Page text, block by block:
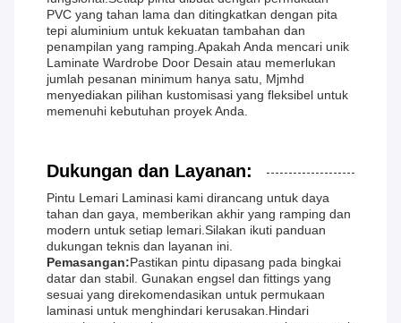
PVC yang tahan lama dan ditingkatkan dengan pita
tepi aluminium untuk kekuatan tambahan dan
penampilan yang ramping.Apakah Anda mencari unik
Laminate Wardrobe Door Desain atau memerlukan
jumlah pesanan minimum hanya satu, Mjmhd
menyediakan pilihan kustomisasi yang fleksibel untuk
memenuhi kebutuhan proyek Anda.
Dukungan dan Layanan:
Pintu Lemari Laminasi kami dirancang untuk daya
tahan dan gaya, memberikan akhir yang ramping dan
modern untuk setiap lemari.Silakan ikuti panduan
dukungan teknis dan layanan ini.
Pemasangan:Pastikan pintu dipasang pada bingkai
datar dan stabil. Gunakan engsel dan fittings yang
sesuai yang direkomendasikan untuk permukaan
laminasi untuk menghindari kerusakan.Hindari